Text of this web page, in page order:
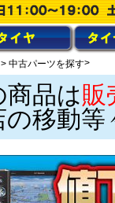
> 中古パーツを探す>
商品は販
の移動